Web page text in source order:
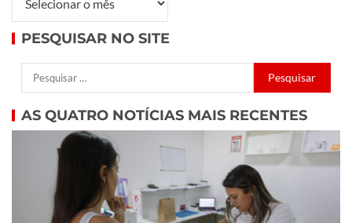
PESQUISAR NO SITE
AS QUATRO NOTÍCIAS MAIS RECENTES